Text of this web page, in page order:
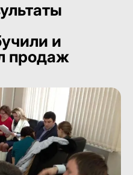
и
продаж